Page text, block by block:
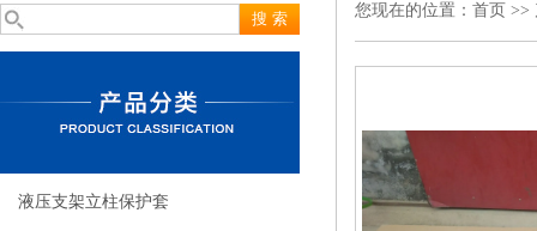
液压支架立柱保护套
您现在的位置： 首页 >>